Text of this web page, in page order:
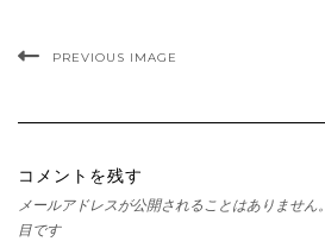
PREVIOUS IMAGE
コメントを残す
メールアドレスが公開されることはありません。
目です